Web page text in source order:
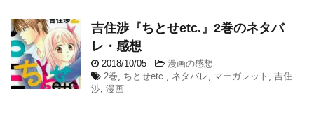
吉住渉『ちとせetc.』2巻のネタバ
レ・感想
2018/10/05 -漫画の感想
2巻, ちとせetc., ネタバレ, マーガレット , 吉住
渉, 漫画